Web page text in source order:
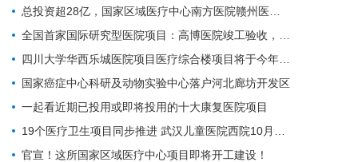
总投资超28亿，国家区域医疗中心南方医院赣州医院开工建设
全国首家国际研究型医院项目：高博医院竣工验收，明年投入运营
四川大学华西乐城医院项目医疗综合楼项目将于今年竣工
国家癌症中心科研及动物实验中心落户河北廊坊开发区
一起看近期已投用或即将投用的十大康复医院项目
19个医疗卫生项目同步推进 武汉儿童医院西院10月交付 武汉经开区投资70亿元建设“健康车谷”
官宣！这所国家区域医疗中心项目即将开工建设！